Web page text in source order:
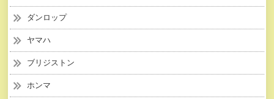
ダンロップ
ヤマハ
ブリジストン
ホンマ